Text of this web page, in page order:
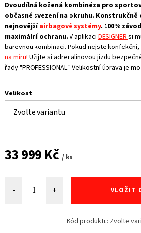
Dvoudílná kožená kombinéza pro
občasné svezení na okruhu.
nejnovějšíairbagové systémy. 100%
maximální ochranu. V aplikaci DESIGNERsi
barevnou kombinaci. Pokud nejste
na míru!Užijte si adrenalinovou jízdu
řady "PROFESSIONAL." Velikostní úprava je
Velikost
33 999 Kč / ks
cena:
VLOŽIT
Kód produktu: Zvolte